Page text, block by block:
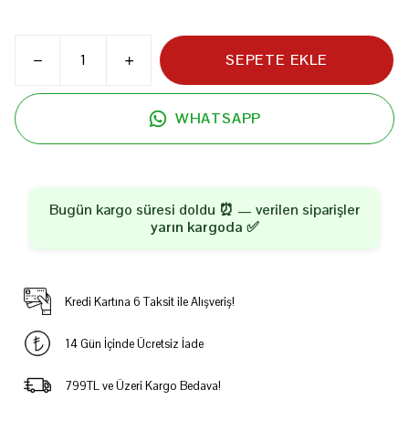
SEPETE EKLE
WHATSAPP
Bugün kargo süresi doldu ⏰ — verilen siparişler
yarın kargoda ✅
Kredi Kartına 6 Taksit ile Alışveriş!
14 Gün İçinde Ücretsiz İade
799TL ve Üzeri Kargo Bedava!